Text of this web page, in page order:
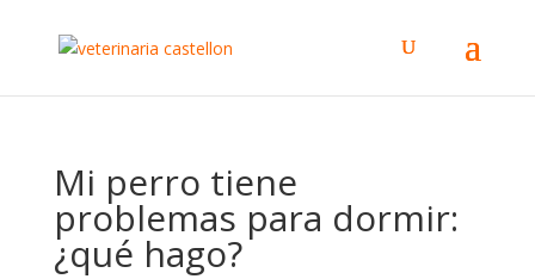
Mi perro tiene
problemas para dormir:
¿qué hago?